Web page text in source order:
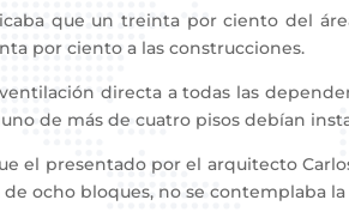
que un treinta por ciento del
por ciento a las construcciones.
directa a todas las
de más de cuatro pisos debían
el presentado por el arquitecto
ocho bloques, no se contemplaba